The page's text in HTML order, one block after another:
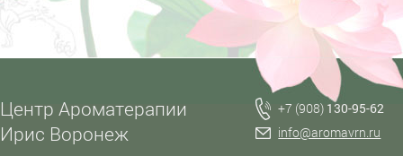
Центр Ароматерапии
Ирис Воронеж
+7 (908) 130-95-62
info@aromavrn.ru